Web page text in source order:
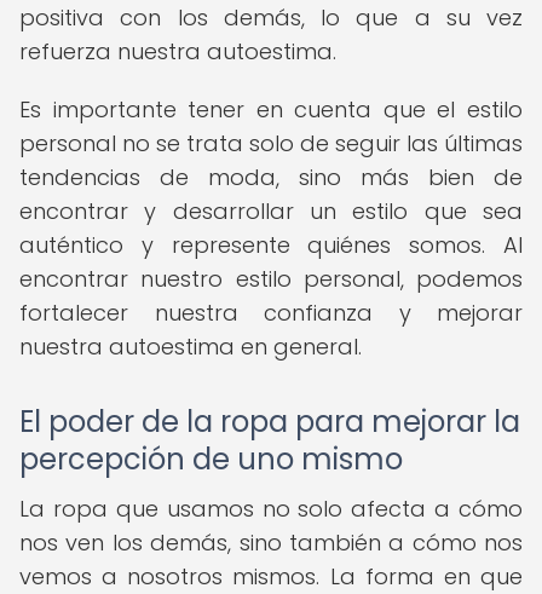
positiva con los demás, lo que a su vez
refuerza nuestra autoestima.
Es importante tener en cuenta que el estilo
personal no se trata solo de seguir las últimas
tendencias de moda, sino más bien de
encontrar y desarrollar un estilo que sea
auténtico y represente quiénes somos. Al
encontrar nuestro estilo personal, podemos
fortalecer nuestra confianza y mejorar
nuestra autoestima en general.
El poder de la ropa para mejorar la
percepción de uno mismo
La ropa que usamos no solo afecta a cómo
nos ven los demás, sino también a cómo nos
vemos a nosotros mismos. La forma en que